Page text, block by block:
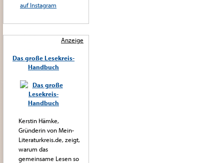
auf Instagram
Anzeige
Das große Lesekreis-
Handbuch
Kerstin Hämke,
Gründerin von Mein-
Literaturkreis.de, zeigt,
warum das
gemeinsame Lesen so